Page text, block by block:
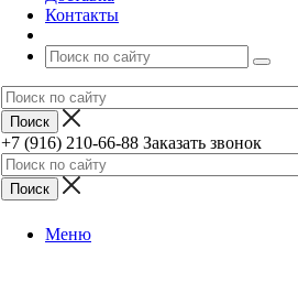
Контакты
+7 (916) 210-66-88 Заказать звонок
Меню